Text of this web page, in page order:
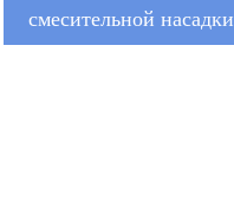
смесительной насадки